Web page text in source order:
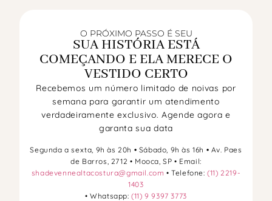
O PRÓXIMO PASSO É SEU
SUA HISTÓRIA ESTÁ
COMEÇANDO E ELA MERECE O
VESTIDO CERTO
Recebemos um número limitado de noivas por
semana para garantir um atendimento
verdadeiramente exclusivo. Agende agora e
garanta sua data
Segunda a sexta, 9h às 20h • Sábado, 9h às 16h • Av. Paes
de Barros, 2712 • Mooca, SP • Email:
shadevennealtacostura@gmail.com • Telefone:(11) 2219-
1403
• Whatsapp:(11) 9 9397 3773